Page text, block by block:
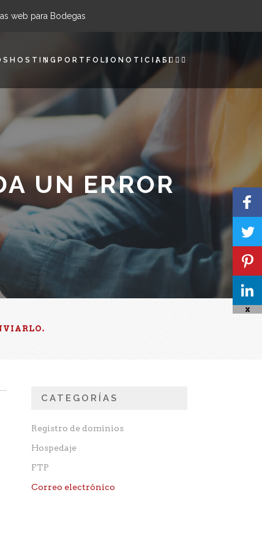
web para Bodegas
HOSTING PORTFOLIO NOTICIAS
UN ERROR
CATEGORÍAS
Registro de dominios
Hospedaje
FTP
Correo electrónico
X